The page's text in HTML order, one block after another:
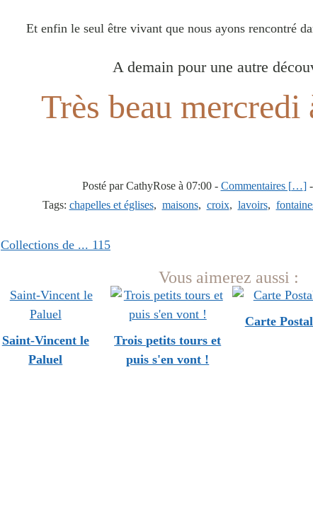
Et enfin le seul être vivant que nous ayons rencontré
A demain pour une autre
Très beau mercredi
Posté par CathyRose à 07:00 - Commentaires […]-
Tags: chapelles et églises, maisons, croix, lavoirs,
Collections de ... 115
Vous aimerez aussi :
Saint-Vincent le
Paluel
Trois petits tours et
puis s'en vont !
Carte